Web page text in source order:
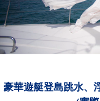
豪華遊艇登島跳水、